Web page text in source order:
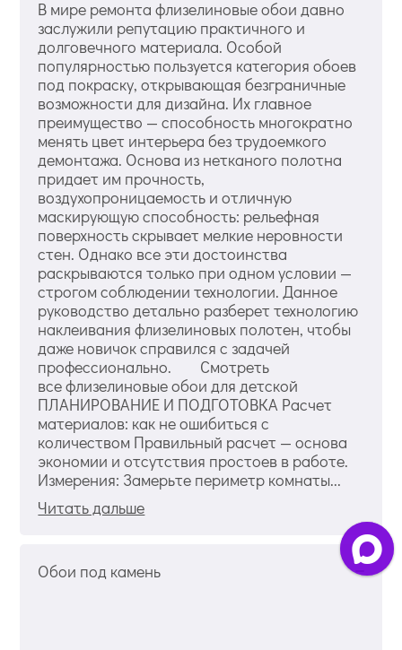
В мире ремонта флизелиновые обои давно
заслужили репутацию практичного и
долговечного материала. Особой
популярностью пользуется категория обоев
под покраску, открывающая безграничные
возможности для дизайна. Их главное
преимущество — способность многократно
менять цвет интерьера без трудоемкого
демонтажа. Основа из нетканого полотна
придает им прочность,
воздухопроницаемость и отличную
маскирующую способность: рельефная
поверхность скрывает мелкие неровности
стен. Однако все эти достоинства
раскрываются только при одном условии —
строгом соблюдении технологии. Данное
руководство детально разберет технологию
наклеивания флизелиновых полотен, чтобы
даже новичок справился с задачей
профессионально. Смотреть
все флизелиновые обои для детской
ПЛАНИРОВАНИЕ И ПОДГОТОВКА Расчет
материалов: как не ошибиться с
количеством Правильный расчет — основа
экономии и отсутствия простоев в работе.
Измерения: Замерьте периметр комнаты...
Читать дальше
Обои под камень